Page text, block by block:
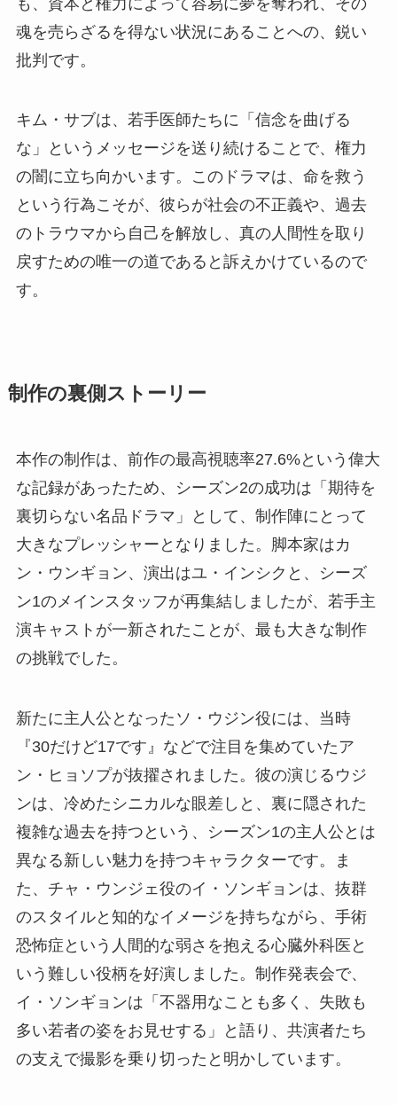
魂を売らざるを得ない状況にあることへの、鋭い
批判です。
キム・サブは、若手医師たちに「信念を曲げる
な」というメッセージを送り続けることで、権力
の闇に立ち向かいます。このドラマは、命を救う
という行為こそが、彼らが社会の不正義や、過去
のトラウマから自己を解放し、真の人間性を取り
戻すための唯一の道であると訴えかけているので
す。
制作の裏側ストーリー
本作の制作は、前作の最高視聴率27.6%という偉大
な記録があったため、シーズン2の成功は「期待を
裏切らない名品ドラマ」として、制作陣にとって
大きなプレッシャーとなりました。脚本家はカ
ン・ウンギョン、演出はユ・インシクと、シーズ
ン1のメインスタッフが再集結しましたが、若手主
演キャストが一新されたことが、最も大きな制作
の挑戦でした。
新たに主人公となったソ・ウジン役には、当時
『30だけど17です』などで注目を集めていたア
ン・ヒョソプが抜擢されました。彼の演じるウジ
ンは、冷めたシニカルな眼差しと、裏に隠された
複雑な過去を持つという、シーズン1の主人公とは
異なる新しい魅力を持つキャラクターです。ま
た、チャ・ウンジェ役のイ・ソンギョンは、抜群
のスタイルと知的なイメージを持ちながら、手術
恐怖症という人間的な弱さを抱える心臓外科医と
いう難しい役柄を好演しました。制作発表会で、
イ・ソンギョンは「不器用なことも多く、失敗も
多い若者の姿をお見せする」と語り、共演者たち
の支えで撮影を乗り切ったと明かしています。